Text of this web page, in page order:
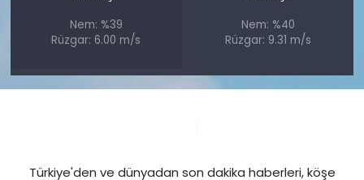
Nem: %39
Rüzgar: 6.00 m/s
Nem: %40
Rüzgar: 9.31 m/s
Türkiye'den ve dünyadan son dakika haberleri, köşe